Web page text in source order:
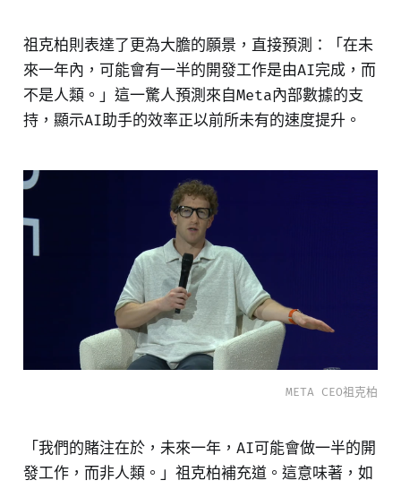
祖克柏則表達了更為大膽的願景，直接預測：「在未
來一年內，可能會有一半的開發工作是由AI完成，而
不是人類。」這一驚人預測來自Meta內部數據的支
持，顯示AI助手的效率正以前所未有的速度提升。
META CEO祖克柏
「我們的賭注在於，未來一年，AI可能會做一半的開
發工作，而非人類。」祖克柏補充道。這意味著，如